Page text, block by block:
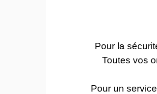
Pour la
Toutes vos
Pour un